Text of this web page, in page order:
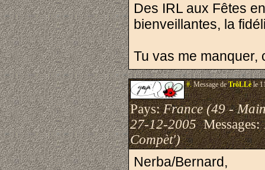
Des IRL aux Fêtes
bienveillantes, la
Tu vas me manquer,
#.Message deTrôLLèle
Pays:France (49 -
27-12-2005Messages:
Compèt')
Nerba/Bernard,